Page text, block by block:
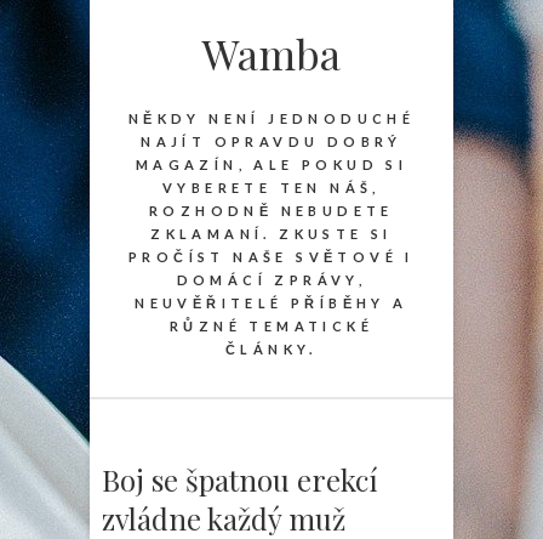
Wamba
NĚKDY NENÍ JEDNODUCHÉ
NAJÍT OPRAVDU DOBRÝ
MAGAZÍN, ALE POKUD SI
VYBERETE TEN NÁŠ,
ROZHODNĚ NEBUDETE
ZKLAMANÍ. ZKUSTE SI
PROČÍST NAŠE SVĚTOVÉ I
DOMÁCÍ ZPRÁVY,
NEUVĚŘITELÉ PŘÍBĚHY A
RŮZNÉ TEMATICKÉ
ČLÁNKY.
Boj se špatnou erekcí
zvládne každý muž